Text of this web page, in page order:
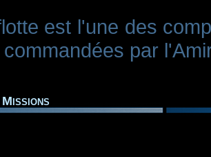
est l'une des
par
Missions